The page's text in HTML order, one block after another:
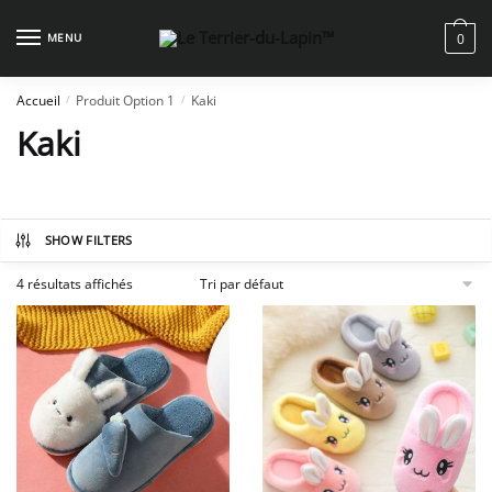
MENU 0
Accueil / Produit Option 1 / Kaki
Kaki
SHOW FILTERS
4 résultats affichés